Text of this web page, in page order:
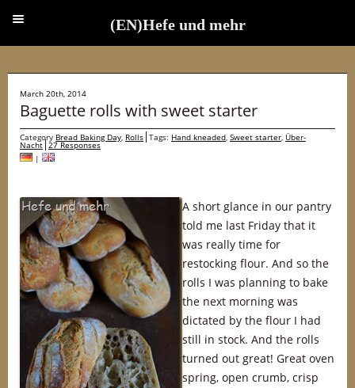
March 20th, 2014
Baguette rolls with sweet starter
Category Bread Baking Day, Rolls Tags: Hand kneaded, Sweet starter, Über-
Nacht 27 Responses
|
A short glance in our pantry
told me last Friday that it
was really time for
restocking flour. And so the
rolls I was planning to bake
the next morning was
dictated by the flour I had
still in stock. And the rolls
turned out great! Great oven
spring, open crumb, crisp
(EN)Hefe und mehr
(EN)Hefe und mehr